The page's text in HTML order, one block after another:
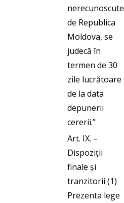
nerecunoscute
de Republica
Moldova, se
judecă în
termen de 30
zile lucrătoare
de la data
depunerii
cererii.”
Art. IX. –
Dispoziții
finale și
tranzitorii (1)
Prezenta lege